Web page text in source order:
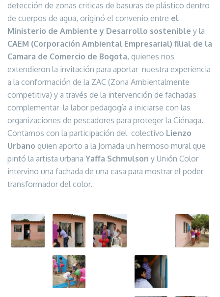
detección de zonas criticas de basuras de plástico dentro
de cuerpos de agua, originó el convenio entre el
Ministerio de Ambiente y Desarrollo sostenible y la
CAEM (Corporación Ambiental Empresarial) filial de la
Camara de Comercio de Bogota, quienes nos
extendieron la invitación para aportar nuestra experiencia
a la conformación de la ZAC (Zona Ambientalmente
competitiva) y a través de la intervención de fachadas
complementar la labor pedagogía a iniciarse con las
organizaciones de pescadores para proteger la Ciénaga.
Contamos con la participación del colectivo Lienzo
Urbano quien aporto a la Jornada un hermoso mural que
pintó la artista urbana Yaffa Schmulson y Unión Color
intervino una fachada de una casa para mostrar el poder
transformador del color.